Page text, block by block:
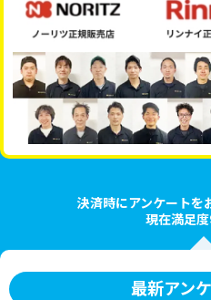
決済時にアンケートを
現在満足
最新アン